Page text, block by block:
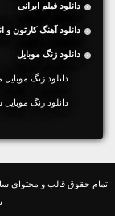
دانلود فیلم ایرانی
دانلود آهنگ کارتون و
دانلود زنگ موبایل
دانلود زنگ موبایل
دانلود زنگ موبایل
تمام حقوق قالب و محتوای